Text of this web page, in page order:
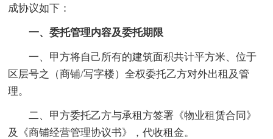
成协议如下：
一、委托管理内容及委托期限
一、甲方将自己所有的建筑面积共计平方米、位于
区层号之（商铺/写字楼）全权委托乙方对外出租及管
理。
二、甲方委托乙方与承租方签署《物业租赁合同》
及《商铺经营管理协议书》，代收租金。